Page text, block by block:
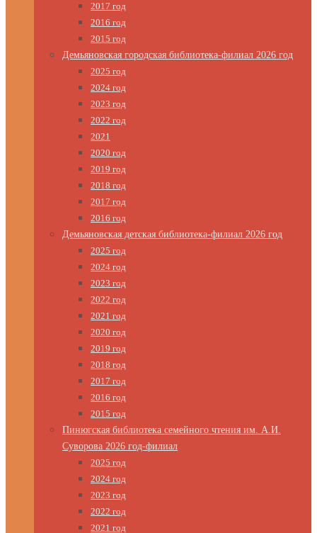
2017 год
2016 год
2015 год
Демьяновская городская библиотека-филиал 2026 год
2025 год
2024 год
2023 год
2022 год
2021
2020 год
2019 год
2018 год
2017 год
2016 год
Демьяновская детская библиотека-филиал 2026 год
2025 год
2024 год
2023 год
2022 год
2021 год
2020 год
2019 год
2018 год
2017 год
2016 год
2015 год
Пинюгская библиотека семейного чтения им. А.И.
Суворова 2026 год-филиал
2025 год
2024 год
2023 год
2022 год
2021 год